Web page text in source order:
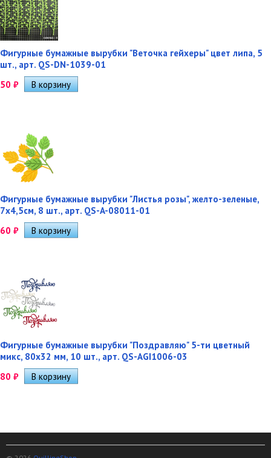
Фигурные бумажные вырубки "Веточка гейхеры" цвет липа, 5
шт., арт. QS-DN-1039-01
50 ₽
Фигурные бумажные вырубки "Листья розы", желто-зеленые,
7х4,5см, 8 шт., арт. QS-A-08011-01
60 ₽
Фигурные бумажные вырубки "Поздравляю" 5-ти цветный
микс, 80х32 мм, 10 шт., арт. QS-AGI1006-03
80 ₽